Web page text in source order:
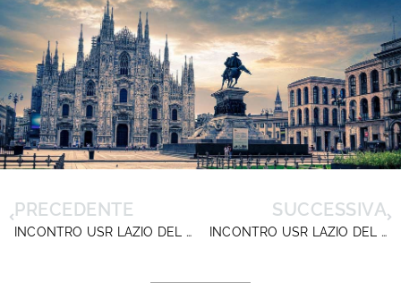
PRECEDENTE
INCONTRO USR LAZIO DEL 03/04/2023
SUCCESSIVA
INCONTRO USR LAZIO DEL 13/04/2023